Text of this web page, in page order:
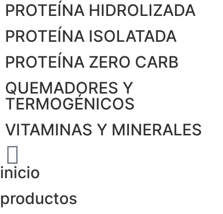
PROTEÍNA HIDROLIZADA
PROTEÍNA ISOLATADA
PROTEÍNA ZERO CARB
QUEMADORES Y
TERMOGÉNICOS
VITAMINAS Y MINERALES
inicio
productos